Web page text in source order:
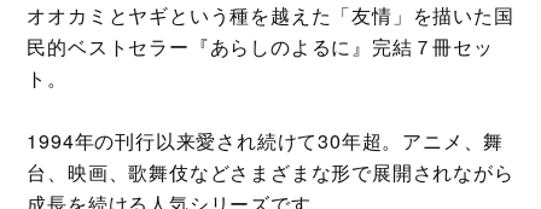
オオカミとヤギという種を越えた「友情」を描いた国
民的ベストセラー『あらしのよるに』完結７冊セッ
ト。
1994年の刊行以来愛され続けて30年超。アニメ、舞
台、映画、歌舞伎などさまざまな形で展開されながら